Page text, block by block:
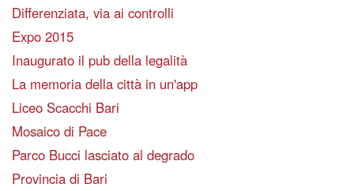
Differenziata, via ai controlli
Expo 2015
Inaugurato il pub della legalità
La memoria della città in un'app
Liceo Scacchi Bari
Mosaico di Pace
Parco Bucci lasciato al degrado
Provincia di Bari